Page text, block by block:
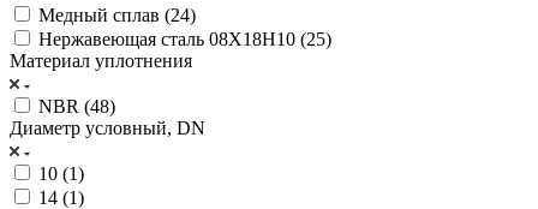
Медный сплав (24)
Нержавеющая сталь 08Х18Н10 (25)
Материал уплотнения
NBR (48)
Диаметр условный, DN
10 (1)
14 (1)